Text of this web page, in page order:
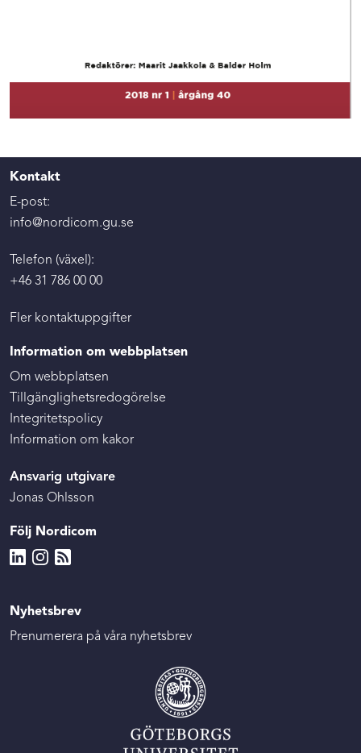
Kontakt
E-post:
info@nordicom.gu.se
Telefon (växel):
+46 31 786 00 00
Fler kontaktuppgifter
Information om webbplatsen
Om webbplatsen
Tillgänglighetsredogörelse
Integritetspolicy
Information om kakor
Ansvarig utgivare
Jonas Ohlsson
Följ Nordicom
Nyhetsbrev
Prenumerera på våra nyhetsbrev